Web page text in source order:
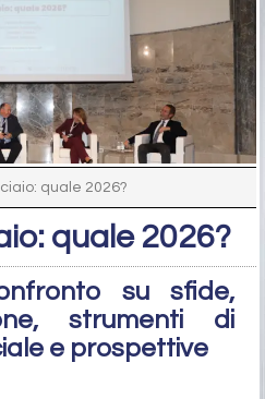
quale 2026?
quale 2026?
su sfide,
strumenti di
e prospettive